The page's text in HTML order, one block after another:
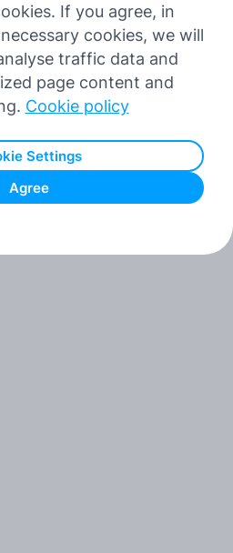
If you agree, in
cookies, we will
traffic data and
page content and
Cookie policy
Settings
Agree
individuāliem autovadītājiem bez
saistībām.
kontu
(autovadītājiem)
(uzņēmumiem)